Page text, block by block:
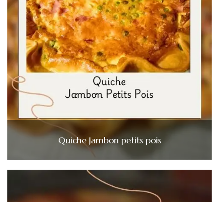
Quiche Jambon petits pois